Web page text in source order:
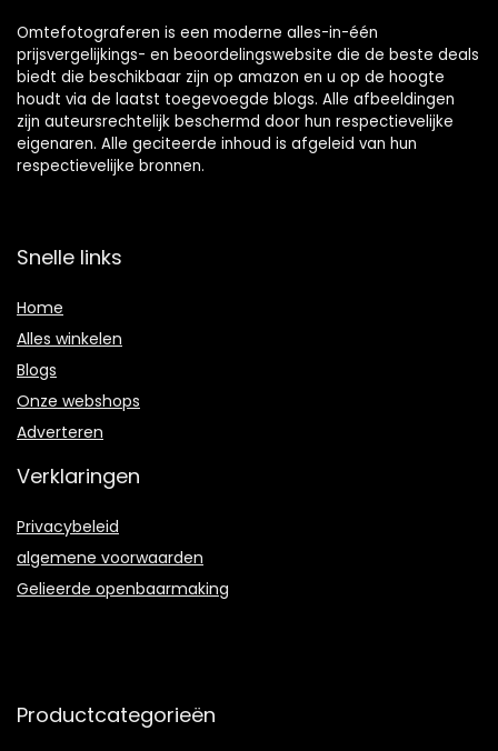
Omtefotograferen is een moderne alles-in-één
prijsvergelijkings- en beoordelingswebsite die de beste deals
biedt die beschikbaar zijn op amazon en u op de hoogte
houdt via de laatst toegevoegde blogs. Alle afbeeldingen
zijn auteursrechtelijk beschermd door hun respectievelijke
eigenaren. Alle geciteerde inhoud is afgeleid van hun
respectievelijke bronnen.
Snelle links
Home
Alles winkelen
Blogs
Onze webshops
Adverteren
Verklaringen
Privacybeleid
algemene voorwaarden
Gelieerde openbaarmaking
Productcategorieën